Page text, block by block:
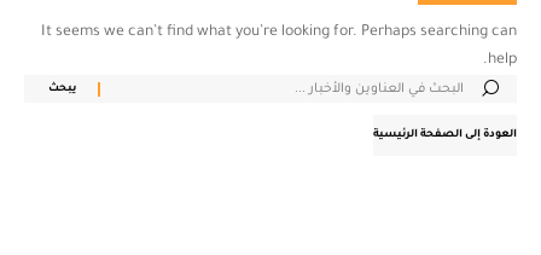
It seems we can’t find what you’re looking for. Perhaps searching can
help.
العودة إلى الصفحة الرئيسية